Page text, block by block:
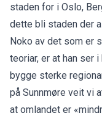
staden for i Oslo,
dette bli staden der
Noko av det som er
teoriar, er at han ser
bygge sterke
på Sunnmøre veit vi
at omlandet er